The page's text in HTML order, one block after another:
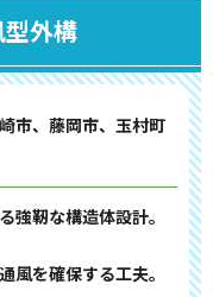
外構
市、藤岡市、玉村町
強靭な構造体設計。
風を確保する工夫。